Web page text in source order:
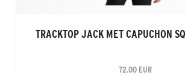
TRACKTOP JACK MET CAPUCHON
72.00 EUR